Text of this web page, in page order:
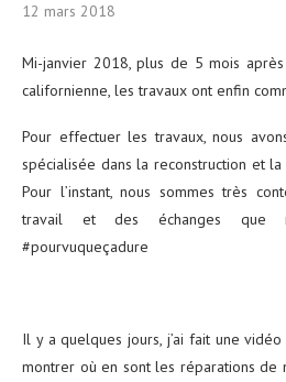
12 mars 2018
Mi-janvier 2018, plus de 5 mois
californienne, les travaux ont enfin
Pour effectuer les travaux, nous
spécialisée dans la reconstruction et
Pour l’instant, nous sommes très
travail et des échanges que
#pourvuqueçadure
Il y a quelques jours, j’ai fait une
montrer où en sont les réparations de